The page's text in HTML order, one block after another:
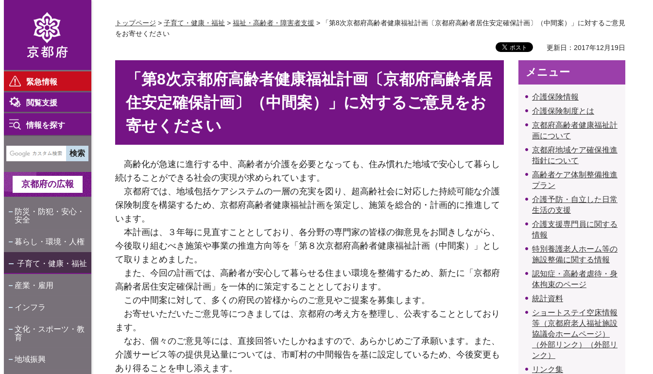
緊急情報
閲覧支援
情報を探す
京都府の広報
防災・防犯・安心・
安全
暮らし・環境・人権
子育て・健康・福祉
産業・雇用
インフラ
文化・スポーツ・教
育
地域振興
トップページ > 子育て・健康・福祉 > 福祉・高齢者・障害者支援 > 「第8次京都府高齢者健康福祉計画〔京都府高齢者居住安定確保計画〕（中間案）」に対するご意見
をお寄せください
更新日：2017年12月19日
「第8次京都府高齢者健康福祉計画〔京都府高齢者居
住安定確保計画〕（中間案）」に対するご意見をお
寄せください
高齢化が急速に進行する中、高齢者が介護を必要となっても、住み慣れた地域で安心して暮らし
続けることができる社会の実現が求められています。
京都府では、地域包括ケアシステムの一層の充実を図り、超高齢社会に対応した持続可能な介護
保険制度を構築するため、京都府高齢者健康福祉計画を策定し、施策を総合的・計画的に推進して
います。
本計画は、３年毎に見直すこととしており、各分野の専門家の皆様の御意見をお聞きしながら、
今後取り組むべき施策や事業の推進方向等を「第８次京都府高齢者健康福祉計画（中間案）」とし
て取りまとめました。
また、今回の計画では、高齢者が安心して暮らせる住まい環境を整備するため、新たに「京都府
高齢者居住安定確保計画」を一体的に策定することとしております。
この中間案に対して、多くの府民の皆様からのご意見やご提案を募集します。
お寄せいただいたご意見等につきましては、京都府の考え方を整理し、公表することとしており
ます。
なお、個々のご意見等には、直接回答いたしかねますので、あらかじめご了承願います。また、
介護サービス等の提供見込量については、市町村の中間報告を基に設定しているため、今後変更も
あり得ることを申し添えます。
メニュー
介護保険情報
介護保険制度とは
京都府高齢者健康福祉計
画について
京都府地域ケア確保推進
指針について
高齢者ケア体制整備推進
プラン
介護予防・自立した日常
生活の支援
介護支援専門員に関する
情報
特別養護老人ホーム等の
施設整備に関する情報
認知症・高齢者虐待・身
体拘束のページ
統計資料
ショートステイ空床情報
等（京都府老人福祉施設
協議会ホームページ）
（外部リンク）（外部リ
ンク）
リンク集